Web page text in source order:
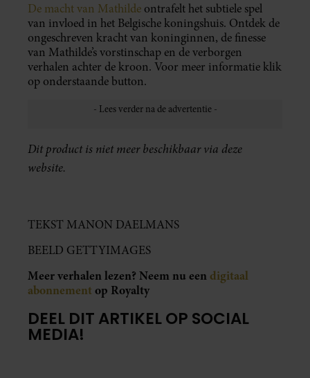
De macht van Mathilde ontrafelt het subtiele spel
van invloed in het Belgische koningshuis. Ontdek de
ongeschreven kracht van koninginnen, de finesse
van Mathilde’s vorstinschap en de verborgen
verhalen achter de kroon. Voor meer informatie klik
op onderstaande button.
Dit product is niet meer beschikbaar via deze
website.
TEKST MANON DAELMANS
BEELD GETTYIMAGES
Meer verhalen lezen? Neem nu een digitaal
abonnement op Royalty
DEEL DIT ARTIKEL OP SOCIAL
MEDIA!